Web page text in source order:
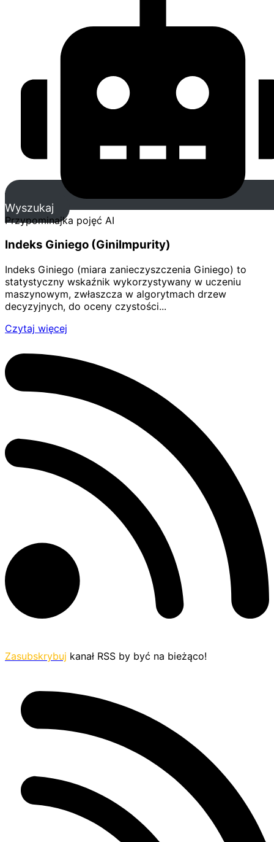
Wyszukaj
Przypominajka pojęć AI
Indeks Giniego (GiniImpurity)
Indeks Giniego (miara zanieczyszczenia Giniego) to
statystyczny wskaźnik wykorzystywany w uczeniu
maszynowym, zwłaszcza w algorytmach drzew
decyzyjnych, do oceny czystości...
Czytaj więcej
Zasubskrybuj kanał RSS by być na bieżąco!